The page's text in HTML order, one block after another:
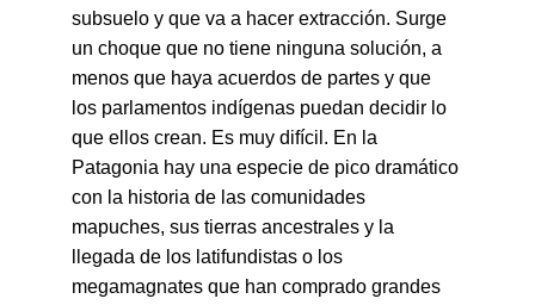
subsuelo y que va a hacer extracción. Surge
un choque que no tiene ninguna solución, a
menos que haya acuerdos de partes y que
los parlamentos indígenas puedan decidir lo
que ellos crean. Es muy difícil. En la
Patagonia hay una especie de pico dramático
con la historia de las comunidades
mapuches, sus tierras ancestrales y la
llegada de los latifundistas o los
megamagnates que han comprado grandes